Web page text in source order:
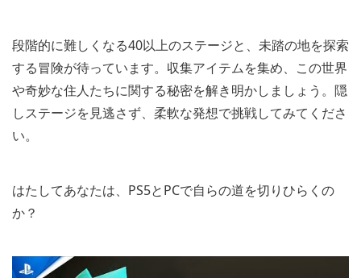
段階的に難しくなる40以上のステージと、未踏の地を探索
する冒険が待っています。収集アイテムを集め、この世界
や奇妙な住人たちに関する秘密を解き明かしましょう。隠
しステージを見逃さず、柔軟な発想で挑戦してみてくださ
い。
はたしてあなたは、PS5とPCで自らの道を切りひらくの
か？